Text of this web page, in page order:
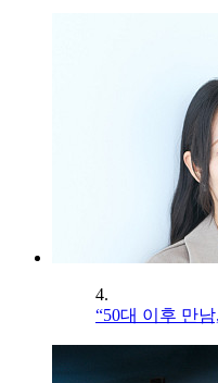
4.
“50대 이후 만